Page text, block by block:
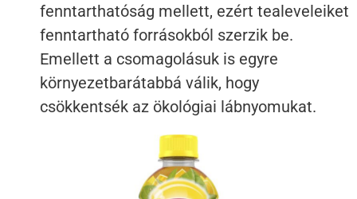
fenntarthatóság mellett, ezért tealeveleiket
fenntartható forrásokból szerzik be.
Emellett a csomagolásuk is egyre
környezetbarátabbá válik, hogy
csökkentsék az ökológiai lábnyomukat.